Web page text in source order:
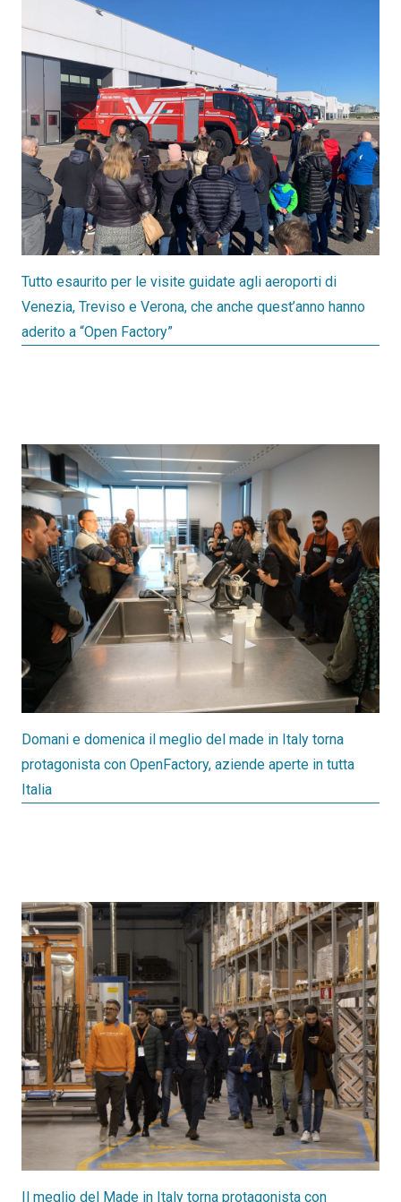
Tutto esaurito per le visite guidate agli aeroporti di
Venezia, Treviso e Verona, che anche quest’anno hanno
aderito a “Open Factory”
Domani e domenica il meglio del made in Italy torna
protagonista con OpenFactory, aziende aperte in tutta
Italia
Il meglio del Made in Italy torna protagonista con